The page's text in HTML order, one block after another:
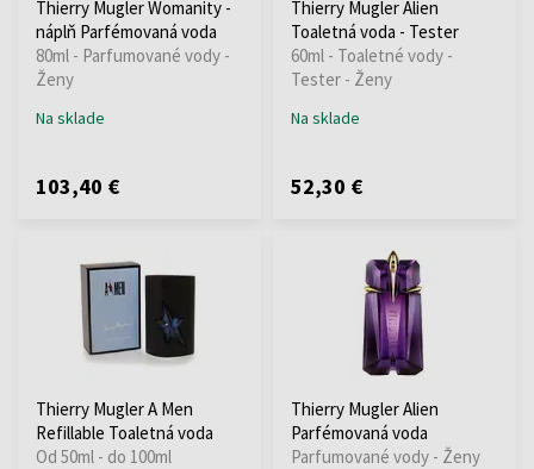
Thierry Mugler Womanity -
náplň Parfémovaná voda
80ml - Parfumované vody -
Ženy
Na sklade
103,40 €
Thierry Mugler Alien
Toaletná voda - Tester
60ml - Toaletné vody -
Tester - Ženy
Na sklade
52,30 €
Thierry Mugler A Men
Refillable Toaletná voda
Od 50ml - do 100ml
Thierry Mugler Alien
Parfémovaná voda
Parfumované vody - Ženy